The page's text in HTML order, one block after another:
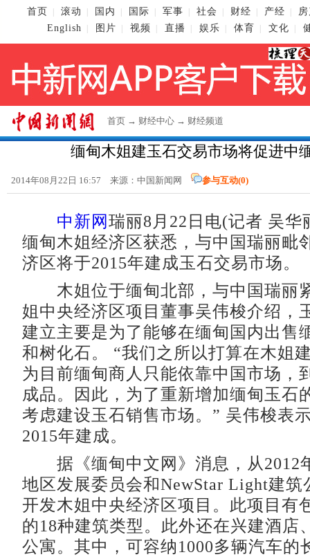
首页 滚动 国内 国际 军事 社会 财经 产经
English
图片 视频 直播 娱乐 体育 文化
首页 → 财经中心 → 财经频道
缅甸木姐建玉石交易市场将促进中
2014年08月22日 16:57 来源： 中国新闻网 参与互动(0)
中新网瑞丽8月22日电(记者 吴华
缅甸木姐经济区获悉，与中国瑞丽毗
济区将于2015年建成玉石交易市场。
木姐位于缅甸北部，与中国瑞丽
姐中央经济区项目董事吴伟梭介绍，
建立主要是为了能够在缅甸国内出售
和树化石。 “我们之所以打算在木姐
为目前缅甸商人只能依靠中国市场，
成品。因此，为了重新增加缅甸玉石
考虑建设玉石销售市场。” 吴伟梭表
2015年建成。
据《缅甸中文网》消息，从2012
地区发展委员会和NewStar Light建筑
开发木姐中央经济区项目。此项目有
的18种建筑类型。此外还在兴建酒店
公寓。其中，可容纳1000多辆汽车的